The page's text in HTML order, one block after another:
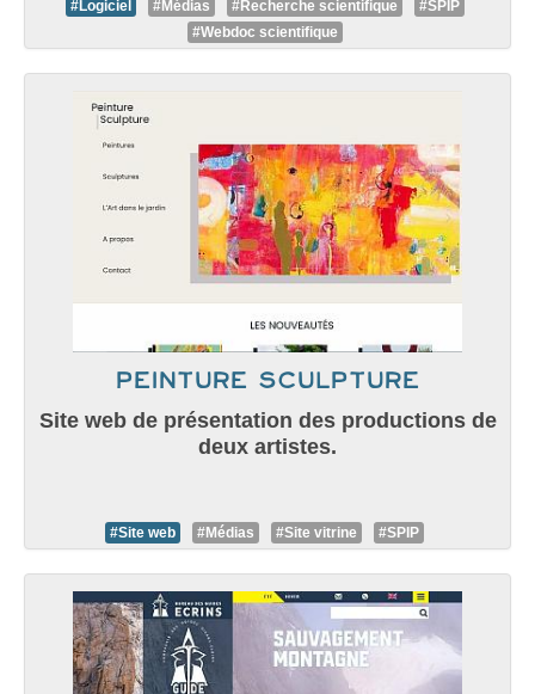
#Logiciel #Médias #Recherche scientifique
#SPIP
#Webdoc scientifique
Peinture Sculpture
Site web de présentation des productions de
deux artistes.
#Site web #Médias #Site vitrine #SPIP